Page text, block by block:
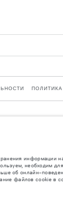
отличаться от
быть изменены
Аксессуары и
информации
необходим
об онлайн-
файлов cookie в